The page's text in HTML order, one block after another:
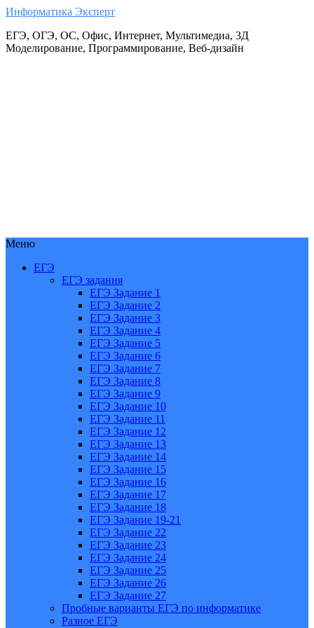
Информатика Эксперт
ЕГЭ, ОГЭ, ОС, Офис, Интернет, Мультимедиа, 3Д
Моделирование, Программирование, Веб-дизайн
Меню
ЕГЭ
ЕГЭ задания
ЕГЭ Задание 1
ЕГЭ Задание 2
ЕГЭ Задание 3
ЕГЭ Задание 4
ЕГЭ Задание 5
ЕГЭ Задание 6
ЕГЭ Задание 7
ЕГЭ Задание 8
ЕГЭ Задание 9
ЕГЭ Задание 10
ЕГЭ Задание 11
ЕГЭ Задание 12
ЕГЭ Задание 13
ЕГЭ Задание 14
ЕГЭ Задание 15
ЕГЭ Задание 16
ЕГЭ Задание 17
ЕГЭ Задание 18
ЕГЭ Задание 19-21
ЕГЭ Задание 22
ЕГЭ Задание 23
ЕГЭ Задание 24
ЕГЭ Задание 25
ЕГЭ Задание 26
ЕГЭ Задание 27
Пробные варианты ЕГЭ по информатике
Разное ЕГЭ